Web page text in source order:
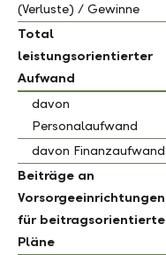
(Verluste) / Gewinne
Total
leistungsorientierter
Aufwand
davon
Personalaufwand
davon Finanzaufwand
Beiträge an
Vorsorgeeinrichtungen
für beitragsorientierte
Pläne
(Verluste) / Gewinne
Total
leistungsorientierter
Aufwand
davon
Personalaufwand
davon Finanzaufwand
Beiträge an
Vorsorgeeinrichtungen
für beitragsorientierte
Pläne